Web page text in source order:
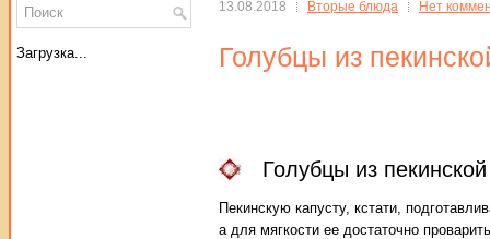
13.08.2018 Вторые блюда Нет
Голубцы из
Голубцы из
Пекинскую капусту, кстати,
а для мягкости ее достаточно
Загрузка...